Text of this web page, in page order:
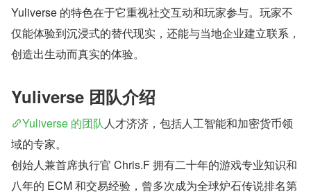
Yuliverse 的特色在于它重视社交互动和玩家参与。玩家不
仅能体验到沉浸式的替代现实，还能与当地企业建立联系，
创造出生动而真实的体验。
Yuliverse 团队介绍
Yuliverse 的团队人才济济，包括人工智能和加密货币领
域的专家。
创始人兼首席执行官 Chris.F 拥有二十年的游戏专业知识和
八年的 ECM 和交易经验，曾多次成为全球炉石传说排名第